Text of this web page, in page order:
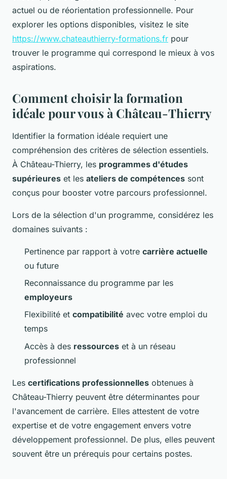
actuel ou de réorientation professionnelle. Pour
explorer les options disponibles, visitez le site
https://www.chateauthierry-formations.fr pour
trouver le programme qui correspond le mieux à vos
aspirations.
Comment choisir la formation
idéale pour vous à Château-Thierry
Identifier la formation idéale requiert une
compréhension des critères de sélection essentiels.
À Château-Thierry, les programmes d'études
supérieures et les ateliers de compétences sont
conçus pour booster votre parcours professionnel.
Lors de la sélection d'un programme, considérez les
domaines suivants :
Pertinence par rapport à votre carrière actuelle
ou future
Reconnaissance du programme par les
employeurs
Flexibilité et compatibilité avec votre emploi du
temps
Accès à des ressources et à un réseau
professionnel
Les certifications professionnelles obtenues à
Château-Thierry peuvent être déterminantes pour
l'avancement de carrière. Elles attestent de votre
expertise et de votre engagement envers votre
développement professionnel. De plus, elles peuvent
souvent être un prérequis pour certains postes.